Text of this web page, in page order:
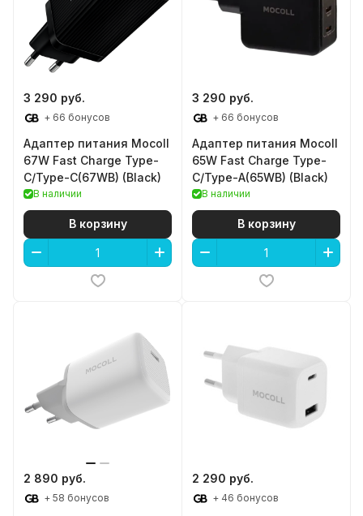
3 290 руб.
+ 66 бонусов
Адаптер питания Mocoll
67W Fast Charge Type-
C/Type-C(67WB) (Black)
В наличии
В корзину
3 290 руб.
+ 66 бонусов
Адаптер питания Mocoll
65W Fast Charge Type-
C/Type-A(65WB) (Black)
В наличии
В корзину
2 890 руб.
+ 58 бонусов
2 290 руб.
+ 46 бонусов